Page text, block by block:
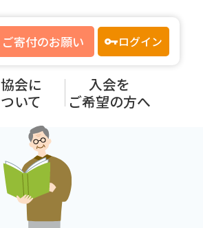
ご寄付のお願い ログイン
協会に
ついて
入会を
ご希望の方へ